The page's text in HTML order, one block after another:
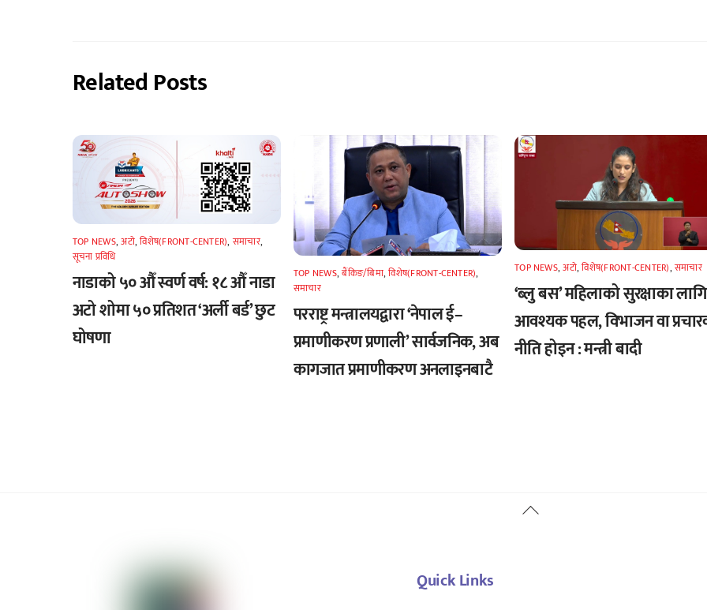
Related Posts
TOP NEWS,अटाे,विशेष(FRONT-CENTER), समाचार,
सूचना प्रविधि
नाडाको ५० औँ स्वर्ण वर्ष: १८ औँ नाडा
अटो शोमा ५० प्रतिशत ‘अर्ली बर्ड’ छुट
घोषणा
TOP NEWS,बैंकिङ/बिमा,विशेष(FRONT-CENTER),
समाचार
परराष्ट्र मन्त्रालयद्वारा ‘नेपाल ई–
प्रमाणीकरण प्रणाली’ सार्वजनिक, अब
कागजात प्रमाणीकरण अनलाइनबाटै
TOP NEWS,अटाे,विशेष(FRONT-CENTER),समाचार
‘ब्लु बस’ महिलाको सुरक्षाका लागि
आवश्यक पहल, विभाजन वा
नीति होइन : मन्त्री बादी
Back
Quick Links